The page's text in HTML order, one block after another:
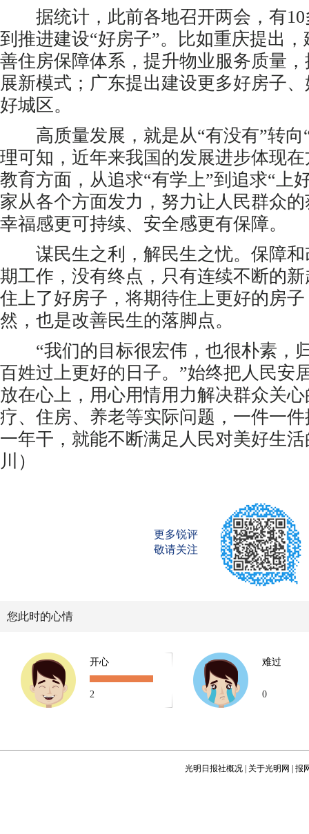
据统计，此前各地召开两会，有10
到推进建设“好房子”。比如重庆提出
善住房保障体系，提升物业服务质量
展新模式；广东提出建设更多好房子
好城区。
高质量发展，就是从“有没有”转向
理可知，近年来我国的发展进步体现
教育方面，从追求“有学上”到追求“上
家从各个方面发力，努力让人民群众
幸福感更可持续、安全感更有保障。
谋民生之利，解民生之忧。保障和
期工作，没有终点，只有连续不断的
住上了好房子，将期待住上更好的房
然，也是改善民生的落脚点。
“我们的目标很宏伟，也很朴素，
百姓过上更好的日子。”始终把人民安
放在心上，用心用情用力解决群众关
疗、住房、养老等实际问题，一件一
一年干，就能不断满足人民对美好生
川）
更多锐评
敬请关注
您此时的心情
开心
2
难过
0
光明日报社概况 关于光明网 报